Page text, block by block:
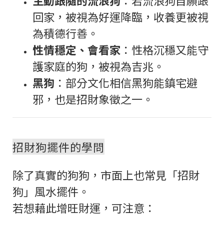
回家，被視為好運降臨，收養更被視
為積德行善。
性情穩定、會看家 ：性格沉穩又能守
護家庭的狗，被視為吉兆。
黑狗 ：部分文化相信黑狗能鎮宅避
邪，也是招財象徵之一。
招財狗擺件的學問
除了真實的狗狗，市面上也常見「招財
狗」風水擺件。
若想藉此增旺財運，可注意：